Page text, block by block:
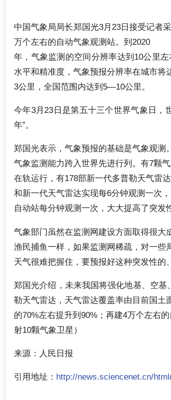
中国气象局局长郑国光3月23日接受记者
万个左右的自动气象观测站。到2020
年，气象监测的空间分辨率达到10公里
水平和精准度，气象预报分辨率在城市
3公里，全国范围内达到5—10公里。
今年3月23日是第五十三个世界气象日
年”。
郑国光表示，气象预报的基础是气象观测
气象监测能力跨入世界先进行列。有7颗
在轨运行，有178部新一代多普勒天气雷
和新一代天气雷达实现每6分钟观测一次，
自动站每分钟观测一次，大大提高了突发
气象部门虽然在监测网建设方面取得很大
渔民捕鱼一样，如果监测网稀疏，对一些
天气很难把握住，要预报好这种突发性的
郑国光介绍，未来我国将强化地基、空
勒天气雷达，天气雷达覆盖率由目前国土
的70%左右提升到90%；再建4万个左右
射10颗气象卫星）
来源：人民日报
引用地址： http://news.sciencenet.cn/